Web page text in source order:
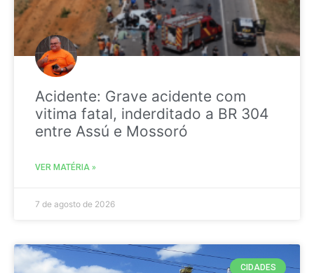
Acidente: Grave acidente com
vitima fatal, inderditado a BR 304
entre Assú e Mossoró
VER MATÉRIA »
7 de agosto de 2026
CIDADES